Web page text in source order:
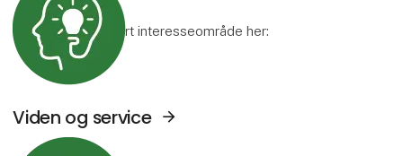
Læs mere om hvert interesseområde her:
Viden og service